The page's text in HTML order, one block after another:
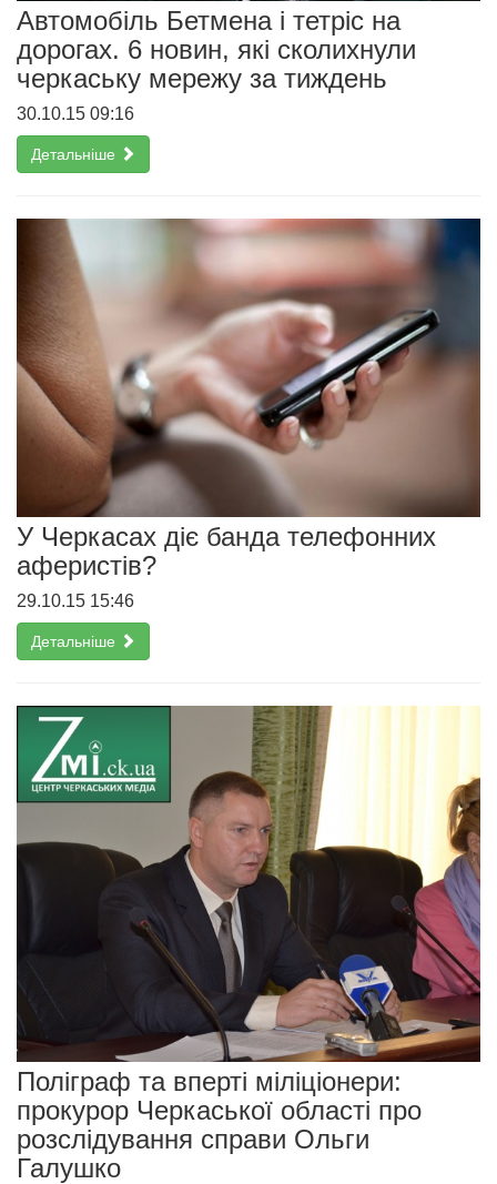
Автомобіль Бетмена і тетріс на
дорогах. 6 новин, які сколихнули
черкаську мережу за тиждень
30.10.15 09:16
Детальніше
У Черкасах діє банда телефонних
аферистів?
29.10.15 15:46
Детальніше
Поліграф та вперті міліціонери:
прокурор Черкаської області про
розслідування справи Ольги
Галушко